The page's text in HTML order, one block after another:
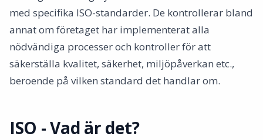
med specifika ISO-standarder. De kontrollerar bland
annat om företaget har implementerat alla
nödvändiga processer och kontroller för att
säkerställa kvalitet, säkerhet, miljöpåverkan etc.,
beroende på vilken standard det handlar om.
ISO - Vad är det?